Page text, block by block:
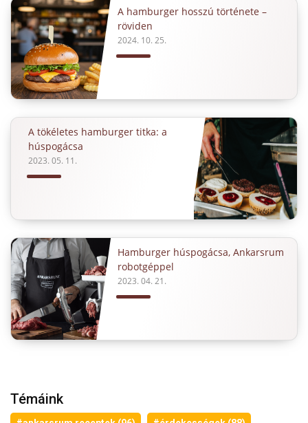
A hamburger hosszú története –
röviden
2024. 10. 25.
A tökéletes hamburger titka: a
húspogácsa
2023. 05. 11.
Hamburger húspogácsa, Ankarsrum
robotgéppel
2023. 04. 21.
Témáink